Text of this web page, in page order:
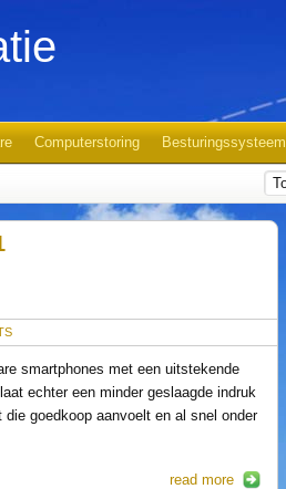
Computerstoring Besturingssysteem
smartphones met een uitstekende
echter een minder geslaagde indruk
goedkoop aanvoelt en al snel onder
read more